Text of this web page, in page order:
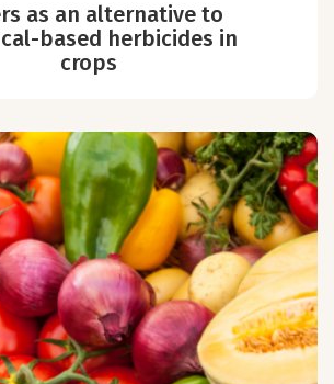
as an alternative to
based herbicides in
crops